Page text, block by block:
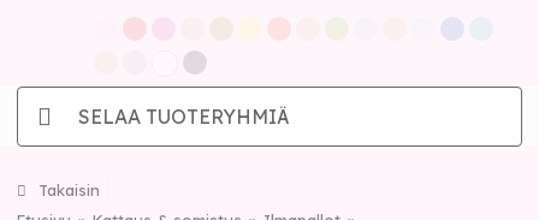
SELAA TUOTERYHMIÄ
Takaisin